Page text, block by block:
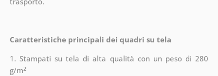
Caratteristiche principali dei quadri su tela
1. Stampati su tela di alta qualità con un peso di 280
g/m2